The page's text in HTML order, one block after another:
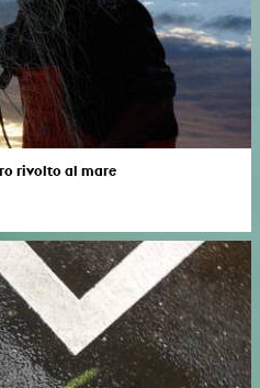
rivolto al mare